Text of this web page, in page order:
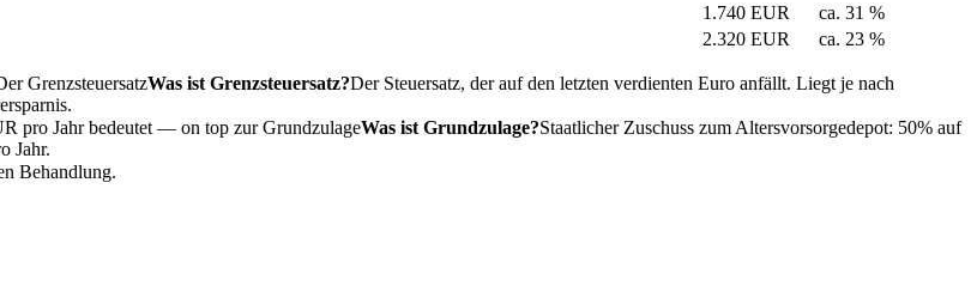
1.740 EUR
ca. 31 %
2.320 EUR ca. 23 %
GrenzsteuersatzWas ist Grenzsteuersatz?Der Steuersatz, der auf den letzten verdienten Euro anfällt. Liegt je nach
pro Jahr bedeutet — on top zurGrundzulageWas ist Grundzulage?Staatlicher Zuschuss zum Altersvorsorgedepot: 50% auf
Jahr.
Behandlung.